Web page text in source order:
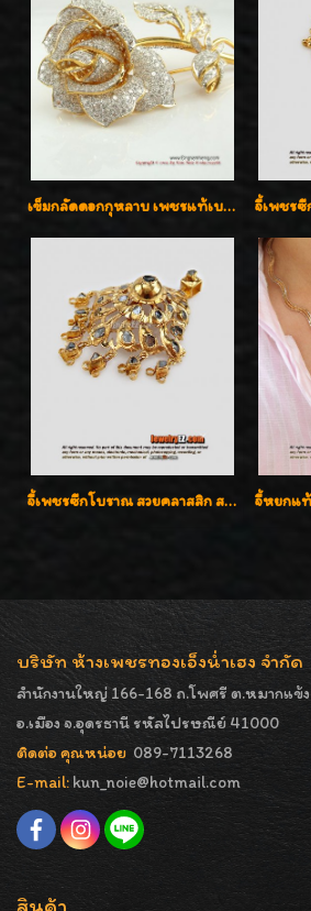
เข็มกลัดดอกกุหลาบ เพชรแท้เบลเยี่ยมคัต งานปราณีตค่ะ
จี้เพชรซีกโบราณ สวยคลาสสิก สภาพสมบูรณ์สุดๆค่ะ
บริษัท ห้างเพชรทองเอ็งน่ำเฮง จำกัด
สำนักงานใหญ่ 166-168 ถ.โพศรี ต.หมากแข้ง
อ.เมือง จ.อุดรธานี รหัสไปรษณีย์ 41000
ติดต่อ คุณหน่อย 089-7113268
E-mail: kun_noie@hotmail.com
สินค้า